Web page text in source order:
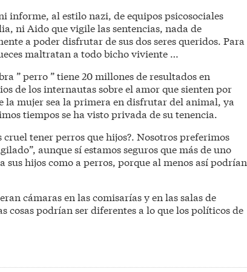
informe, al estilo nazi, de equipos psicosociales
ni Aido que vigile las sentencias, nada de
a poder disfrutar de sus dos seres queridos. Para
maltratan a todo bicho viviente …
” perro ” tiene 20 millones de resultados en
de los internautas sobre el amor que sienten por
la mujer sea la primera en disfrutar del animal, ya
tiempos se ha visto privada de su tenencia.
cruel tener perros que hijos?. Nosotros preferimos
aunque sí estamos seguros que más de uno
sus hijos como a perros, porque al menos así podrían
cámaras en las comisarías y en las salas de
cosas podrían ser diferentes a lo que los políticos de